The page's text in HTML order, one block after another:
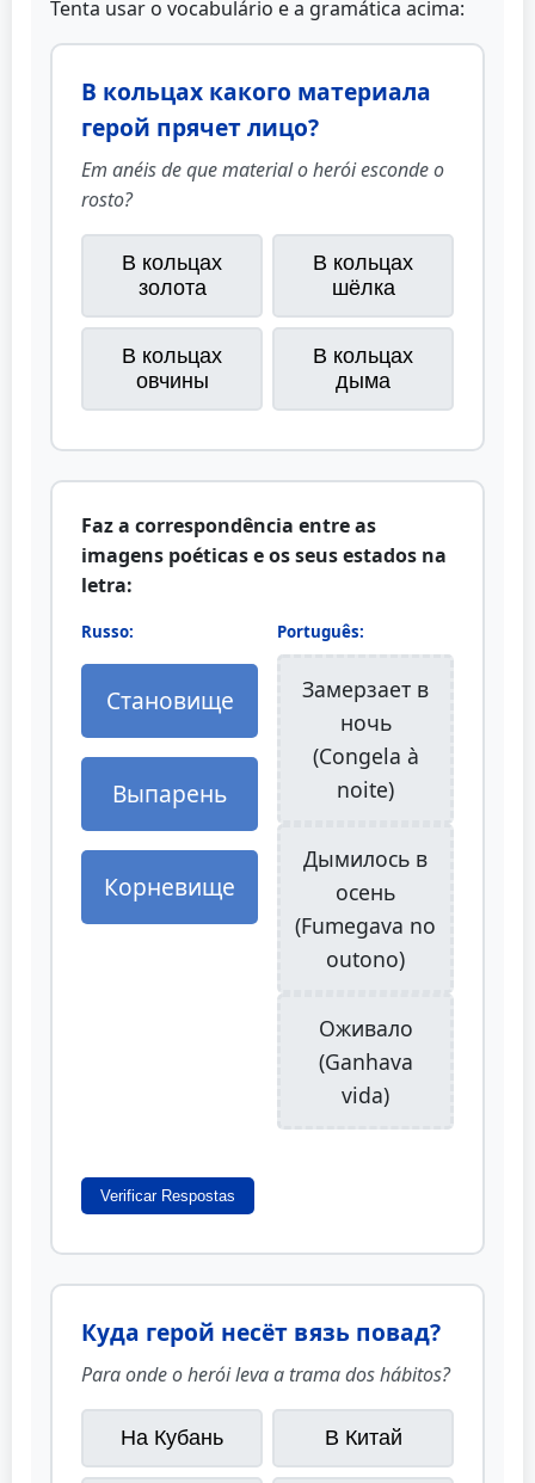
Tenta usar o vocabulário e a gramática acima:
В кольцах какого материала
герой прячет лицо?
Em anéis de que material o herói esconde o
rosto?
В кольцах
золота
В кольцах
шёлка
В кольцах
овчины
В кольцах
дыма
Faz a correspondência entre as
imagens poéticas e os seus estados na
letra:
Russo:
Становище
Выпарень
Корневище
Português:
Замерзает в
ночь
(Congela à
noite)
Дымилось в
осень
(Fumegava no
outono)
Оживало
(Ganhava
vida)
Verificar Respostas
Куда герой несёт вязь повад?
Para onde o herói leva a trama dos hábitos?
На Кубань В Китай